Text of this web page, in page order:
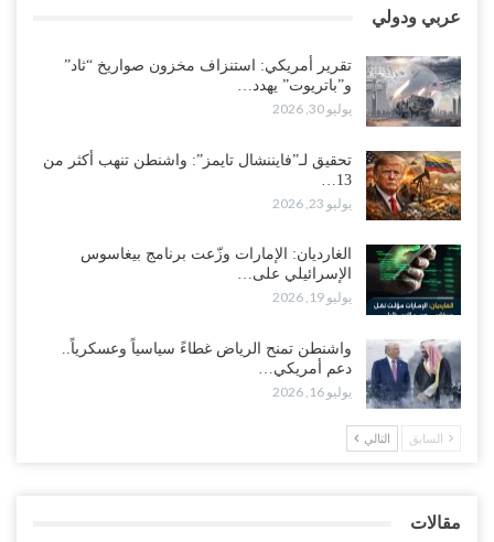
الانهيار الخدمي..!
أغسطس 3, 2026
“مقالات“| لا تكونوا سجناء هواتفكم..!
أغسطس 3, 2026
“حضرموت“| بعد اقتحام منزل شيخ بارز.. قبائل الصحراء اليمنية تبدأ
احتشاداً على الحدود السعودية..!
وسط غضبٍ جنوباً.. دعوات لإغلاق مطرح فدغم مع تحوله من معسكر
للتجنيد إلى ساحة لتصفية قادة التحالف..!
“تعز“| مع اقتراب إعادة الهيكلة السعودية.. سباق بين طارق والإصلاح
لإشعال حرب..!
أغسطس 2, 2026
أغسطس 2, 2026
عربي ودولي
تقرير أمريكي: استنزاف مخزون صواريخ “ثاد”
و”باتريوت” يهدد…
يوليو 30, 2026
تحقيق لـ”فايننشال تايمز”: واشنطن تنهب أكثر من
13…
يوليو 23, 2026
الغارديان: الإمارات وزّعت برنامج بيغاسوس
الإسرائيلي على…
يوليو 19, 2026
واشنطن تمنح الرياض غطاءً سياسياً وعسكرياً..
دعم أمريكي…
يوليو 16, 2026
السابق التالي
مقالات